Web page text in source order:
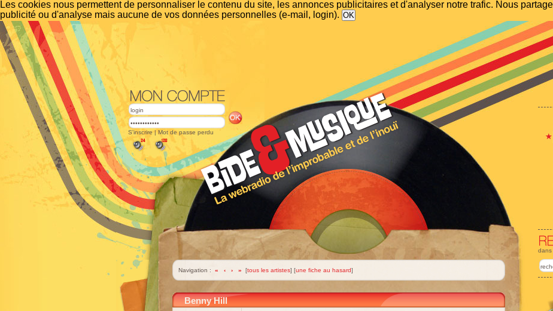
Les cookies nous permettent de personnaliser le contenu du site, les annonces publicitaires et d'analyser notre trafic. Nous
publicité ou d'analyse mais aucune de vos données personnelles (e-mail, login).
dans
S'inscrire | Mot de passe perdu
Navigation : « ‹ › » [tous les artistes] [une fiche au hasard]
Benny Hill